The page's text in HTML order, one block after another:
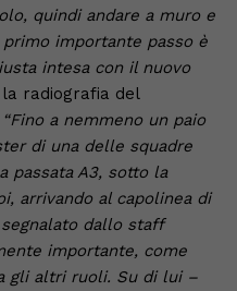
quindi andare a muro e
importante passo è
intesa con il nuovo
radiografia del
“Fino a nemmeno un paio
di una delle squadre
passata A3, sotto la
arrivando al capolinea di
dallo staff
importante, come
gli altri ruoli. Su di lui –